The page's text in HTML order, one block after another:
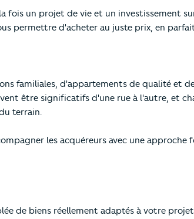
un projet de vie et un investissement
permettre d'acheter au juste prix, en
familiales, d'appartements de qualité et
être significatifs d'une rue à l'autre, et
terrain.
les acquéreurs avec une
de biens réellement adaptés à votre